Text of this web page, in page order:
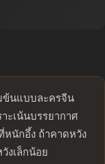
ข้นแบบละครจีน
ะเน้นบรรยากาศ
นักอึ้ง ถ้าคาดหวัง
งเล็กน้อย